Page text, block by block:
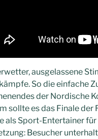
ausgelassene
So die einfache
der Nordische
sollte es das Finale der
als Sport-Entertainer
Besucher